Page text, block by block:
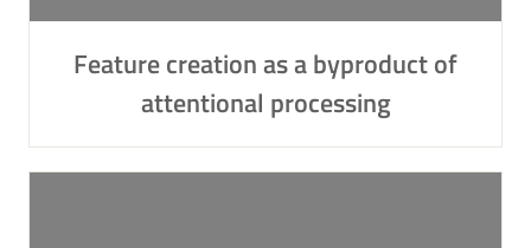
Feature creation as a byproduct of
attentional processing